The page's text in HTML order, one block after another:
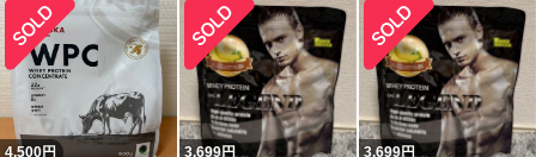
4,500円 3,699円 3,699円